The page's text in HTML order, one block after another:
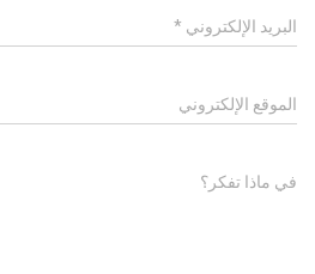
البريد الإلكتروني *
الموقع الإلكتروني
في ماذا تفكر؟